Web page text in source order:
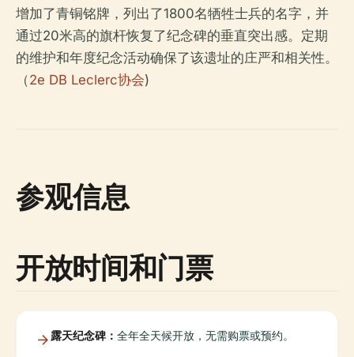
增加了青铜铭牌，列出了1800名牺牲士兵的名字，并
通过20米高的旗杆恢复了纪念碑的垂直突出感。定期
的维护和年度纪念活动确保了该遗址的庄严和相关性。
（2e DB Leclerc协会)
参观信息
开放时间和门票
露天纪念碑： 全年全天候开放，无需购票或预约。